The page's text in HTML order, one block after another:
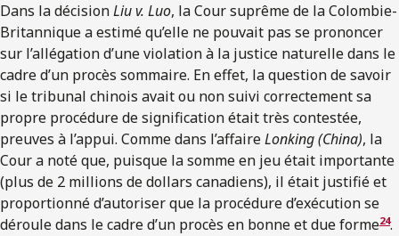
Dans la décisionLiu v. Luo, la Cour suprême de la Colombie-
Britannique a estimé qu’elle ne pouvait pas se prononcer
sur l’allégation d’une violation à la justice naturelle dans le
cadre d’un procès sommaire. En effet, la question de savoir
si le tribunal chinois avait ou non suivi correctement sa
propre procédure de signification était très contestée,
preuves à l’appui. Comme dans l’affaireLonking (China), la
Cour a noté que, puisque la somme en jeu était importante
(plus de 2 millions de dollars canadiens), il était justifié et
proportionné d’autoriser que la procédure d’exécution se
déroule dans le cadre d’un procès en bonne et due forme24.